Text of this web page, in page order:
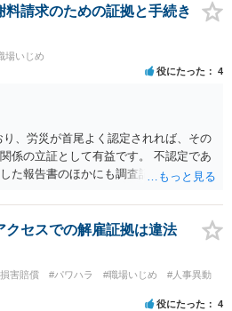
やすいため、対応をためらう弁護士が
だし、それを理由に怒鳴ったり感情的
えません。 また、複数の弁護士に相談
りません。相性や考え方を見極めるた
然なことです。 本件は「法的に可能
間で悩まれている状況と拝察します。
つ、納得できる判断ができるよう、冷
選ばれることが大切だと思います。 少
。
料請求のための証拠と手続き
場いじめ
役にたった 4
、労災が首尾よく認定されれば、その
係の立証として有益です。 不認定であ
た報告書のほかにも調査記録が残ると
す。 ③について 「会社への請求を行わ
含むとは解釈しえませんので、お見込
は考えられません。
クセスでの解雇証拠は違法
害賠償 #パワハラ #職場いじめ
#人事異動
役にたった 4